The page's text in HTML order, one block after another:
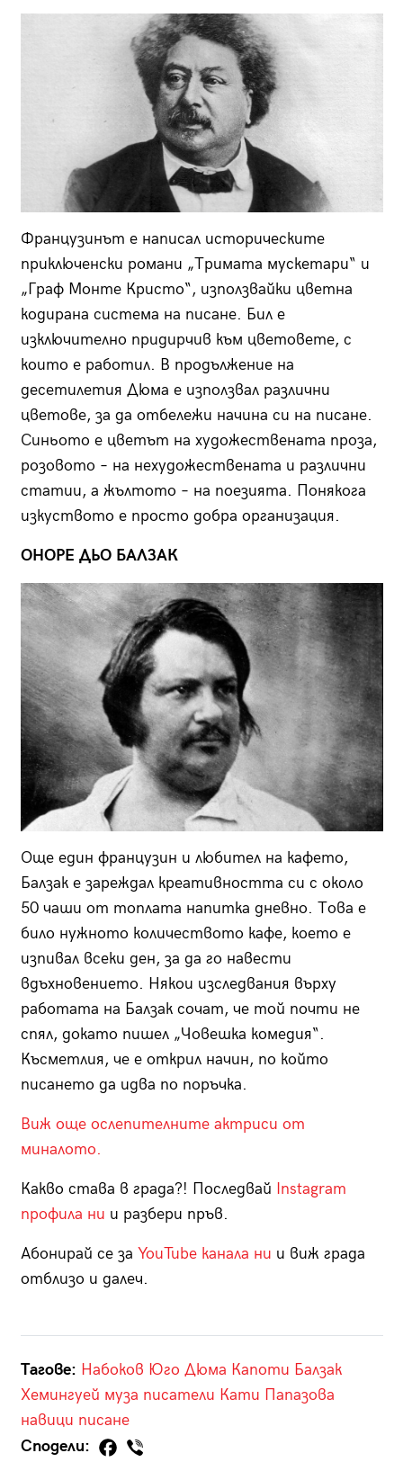
Французинът е написал историческите
приключенски романи „Тримата мускетари“ и
„Граф Монте Кристо“, използвайки цветна
кодирана система на писане. Бил е
изключително придирчив към цветовете, с
които е работил. В продължение на
десетилетия Дюма е използвал различни
цветове, за да отбележи начина си на писане.
Синьото е цветът на художествената проза,
розовото – на нехудожествената и различни
статии, а жълтото – на поезията. Понякога
изкуството е просто добра организация.
ОНОРЕ ДЬО БАЛЗАК
Още един французин и любител на кафето,
Балзак е зареждал креативността си с около
50 чаши от топлата напитка дневно. Това е
било нужното количеството кафе, което е
изпивал всеки ден, за да го навести
вдъхновението. Някои изследвания върху
работата на Балзак сочат, че той почти не
спял, докато пишел „Човешка комедия“.
Късметлия, че е открил начин, по който
писането да идва по поръчка.
Виж още ослепителните актриси от
миналото.
Какво става в града?! Последвай Instagram
профила ни и разбери пръв.
Абонирай се за YouTube канала ни и виж града
отблизо и далеч.
Тагове: Набоков Юго Дюма Капоти Балзак
Хемингуей муза писатели Кати Папазова
навици писане
Сподели: